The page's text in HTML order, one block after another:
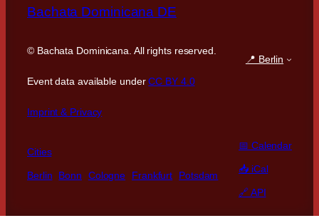
Bachata Dominicana DE
© Bachata Dominicana. All rights reserved.
Event data available underCC BY 4.0
Imprint & Privacy
📍 Berlin
Cities
Berlin Bonn Cologne Frankfurt Potsdam
📅 Calendar
📥 iCal
🔗 API